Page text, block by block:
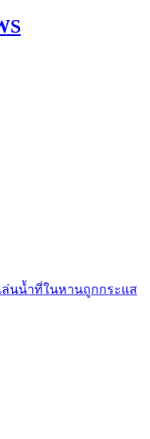
ล่นน้ำที่ในหานถูกกระแส